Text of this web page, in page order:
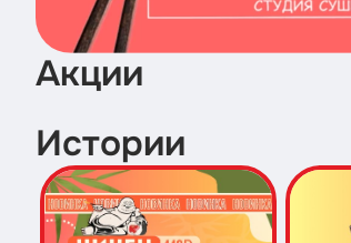
Акции
Истории